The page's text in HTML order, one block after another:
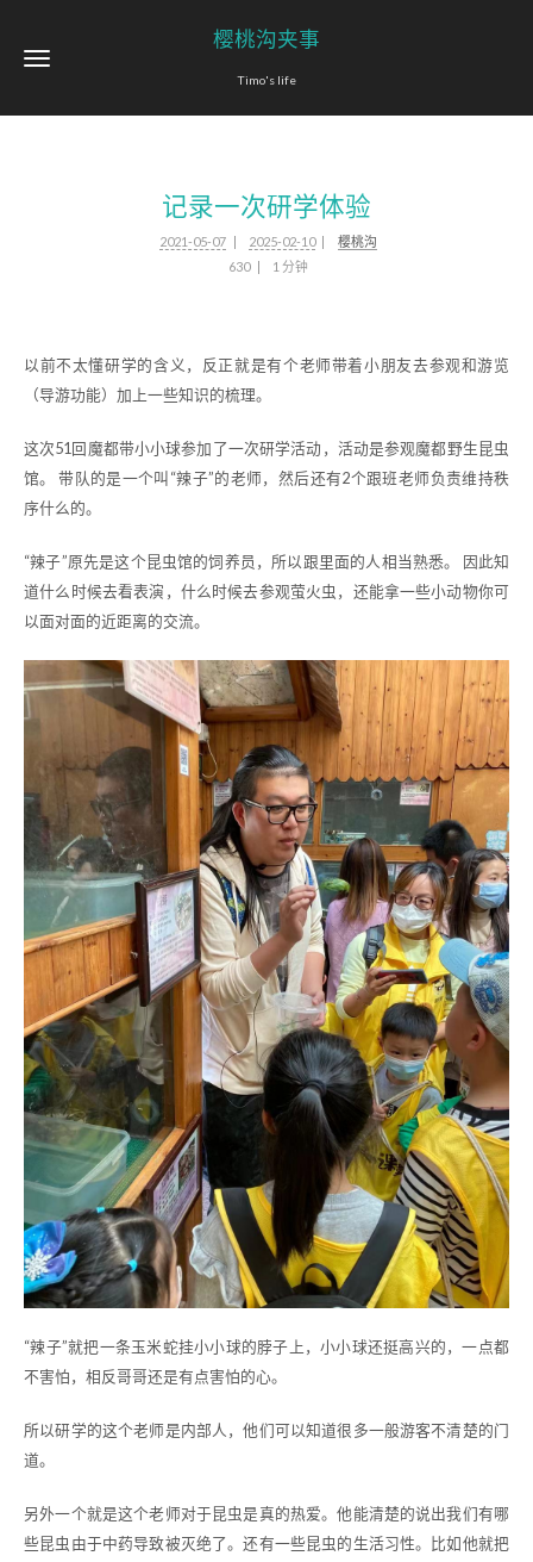
樱桃沟夹事
Timo's life
记录一次研学体验
2021-05-07 2025-02-10
樱桃沟
630
1 分钟
以前不太懂研学的含义，反正就是有个老师带着小朋友去参观和游览
（导游功能）加上一些知识的梳理。
这次51回魔都带小小球参加了一次研学活动，活动是参观魔都野生昆虫
馆。 带队的是一个叫“辣子”的老师，然后还有2个跟班老师负责维持秩
序什么的。
“辣子”原先是这个昆虫馆的饲养员，所以跟里面的人相当熟悉。 因此知
道什么时候去看表演，什么时候去参观萤火虫，还能拿一些小动物你可
以面对面的近距离的交流。
“辣子”就把一条玉米蛇挂小小球的脖子上，小小球还挺高兴的，一点都
不害怕，相反哥哥还是有点害怕的心。
所以研学的这个老师是内部人，他们可以知道很多一般游客不清楚的门
道。
另外一个就是这个老师对于昆虫是真的热爱。他能清楚的说出我们有哪
些昆虫由于中药导致被灭绝了。还有一些昆虫的生活习性。比如他就把